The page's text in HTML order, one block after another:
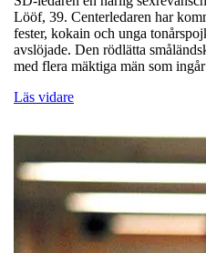
Lööf, 39. Centerledaren har
fester, kokain och unga
avslöjade. Den rödlätta
med flera mäktiga män som
Läs vidare